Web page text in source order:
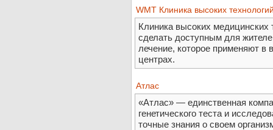
WMT Клиника высоких
Клиника высоких медицинских
сделать доступным для
лечение, которое применяют
центрах.
Атлас
«Атлас» — единственная
генетического теста и
точные знания о своем